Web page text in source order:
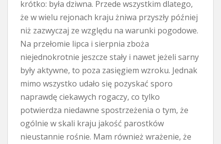
krótko: była dziwna. Przede wszystkim dlatego,
że w wielu rejonach kraju żniwa przyszły później
niż zazwyczaj ze względu na warunki pogodowe.
Na przełomie lipca i sierpnia zboża
niejednokrotnie jeszcze stały i nawet jeżeli sarny
były aktywne, to poza zasięgiem wzroku. Jednak
mimo wszystko udało się pozyskać sporo
naprawdę ciekawych rogaczy, co tylko
potwierdza niedawne spostrzeżenia o tym, że
ogólnie w skali kraju jakość parostków
nieustannie rośnie. Mam również wrażenie, że